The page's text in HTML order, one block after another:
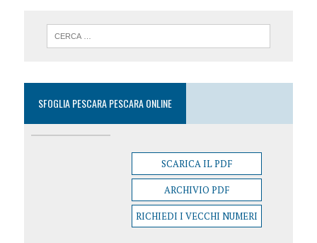
SFOGLIA PESCARA PESCARA ONLINE
SCARICA IL PDF
ARCHIVIO PDF
RICHIEDI I VECCHI NUMERI